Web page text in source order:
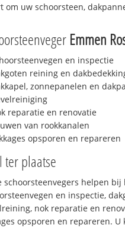
om uw schoorsteen,
Emmen
en inspectie
reining en
zonnepanelen en
reparatie en renovatie
van rookkanalen
opsporen en repareren
ter plaatse
schoorsteenvegers helpen
en inspectie,
nok reparatie en
opsporen en repareren.